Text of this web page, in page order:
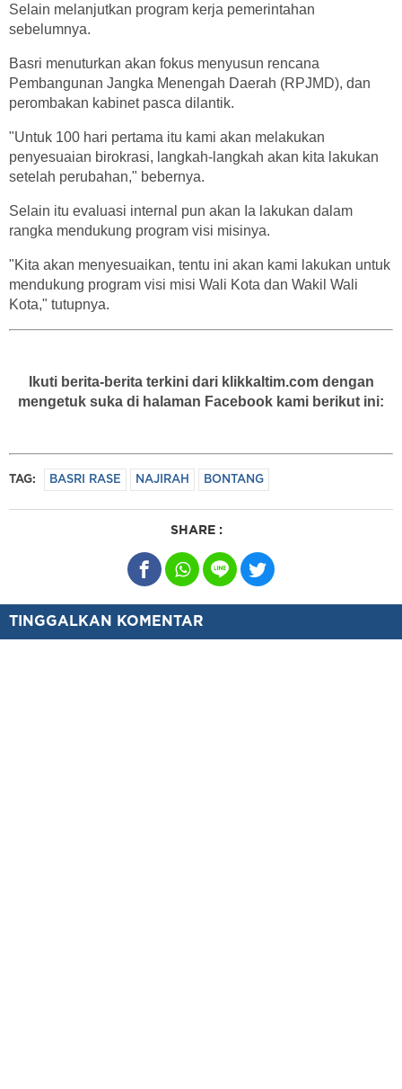
Selain melanjutkan program kerja pemerintahan
sebelumnya.
Basri menuturkan akan fokus menyusun rencana
Pembangunan Jangka Menengah Daerah (RPJMD), dan
perombakan kabinet pasca dilantik.
"Untuk 100 hari pertama itu kami akan melakukan
penyesuaian birokrasi, langkah-langkah akan kita lakukan
setelah perubahan," bebernya.
Selain itu evaluasi internal pun akan Ia lakukan dalam
rangka mendukung program visi misinya.
"Kita akan menyesuaikan, tentu ini akan kami lakukan untuk
mendukung program visi misi Wali Kota dan Wakil Wali
Kota," tutupnya.
Ikuti berita-berita terkini dari klikkaltim.com dengan
mengetuk suka di halaman Facebook kami berikut ini:
TAG: BASRI RASE NAJIRAH BONTANG
SHARE :
TINGGALKAN KOMENTAR